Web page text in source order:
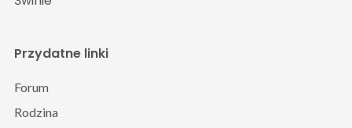
Przydatne linki
Forum
Rodzina